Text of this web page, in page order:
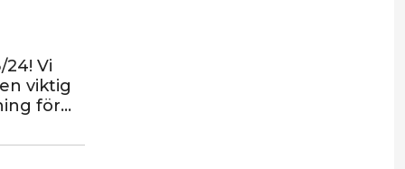
Vi
viktig
för…